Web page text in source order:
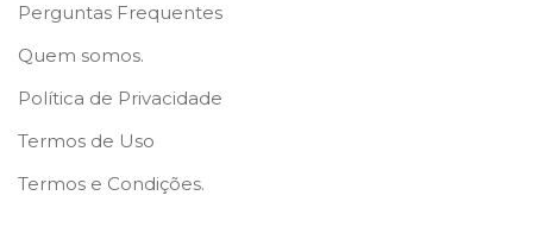
Perguntas Frequentes
Quem somos.
Política de Privacidade
Termos de Uso
Termos e Condições.